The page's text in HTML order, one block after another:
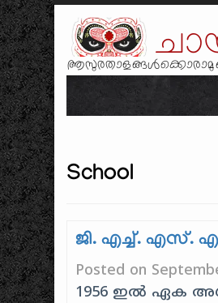
School
ജി. എച്ച്. എസ്.
Posted on
1956 ഇൽ ഏക